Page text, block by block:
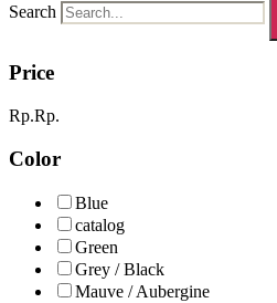
Search
Price
Rp.Rp.
Color
Blue
catalog
Green
Grey / Black
Mauve / Aubergine